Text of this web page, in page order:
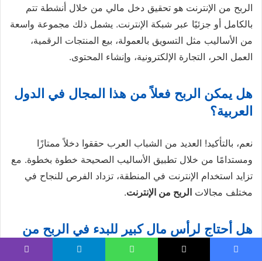
الربح من الإنترنت هو تحقيق دخل مالي من خلال أنشطة تتم
بالكامل أو جزئيًا عبر شبكة الإنترنت. يشمل ذلك مجموعة واسعة
من الأساليب مثل التسويق بالعمولة، بيع المنتجات الرقمية،
العمل الحر، التجارة الإلكترونية، وإنشاء المحتوى.
هل يمكن الربح فعلاً من هذا المجال في الدول
العربية؟
نعم، بالتأكيد! العديد من الشباب العرب حققوا دخلاً ممتازًا
ومستدامًا من خلال تطبيق الأساليب الصحيحة خطوة بخطوة. مع
تزايد استخدام الإنترنت في المنطقة، تزداد الفرص للنجاح في
مختلف مجالات الربح من الإنترنت.
هل أحتاج لرأس مال كبير للبدء في الربح من
الإنترنت؟